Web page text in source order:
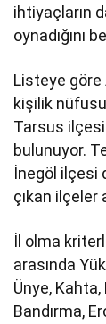
ihtiyaçların
oynadığını
Listeye göre
kişilik
Tarsus
bulunuyor.
İnegöl ilçesi
çıkan ilçeler
İl olma
arasında
Ünye, Kahta,
Bandırma,